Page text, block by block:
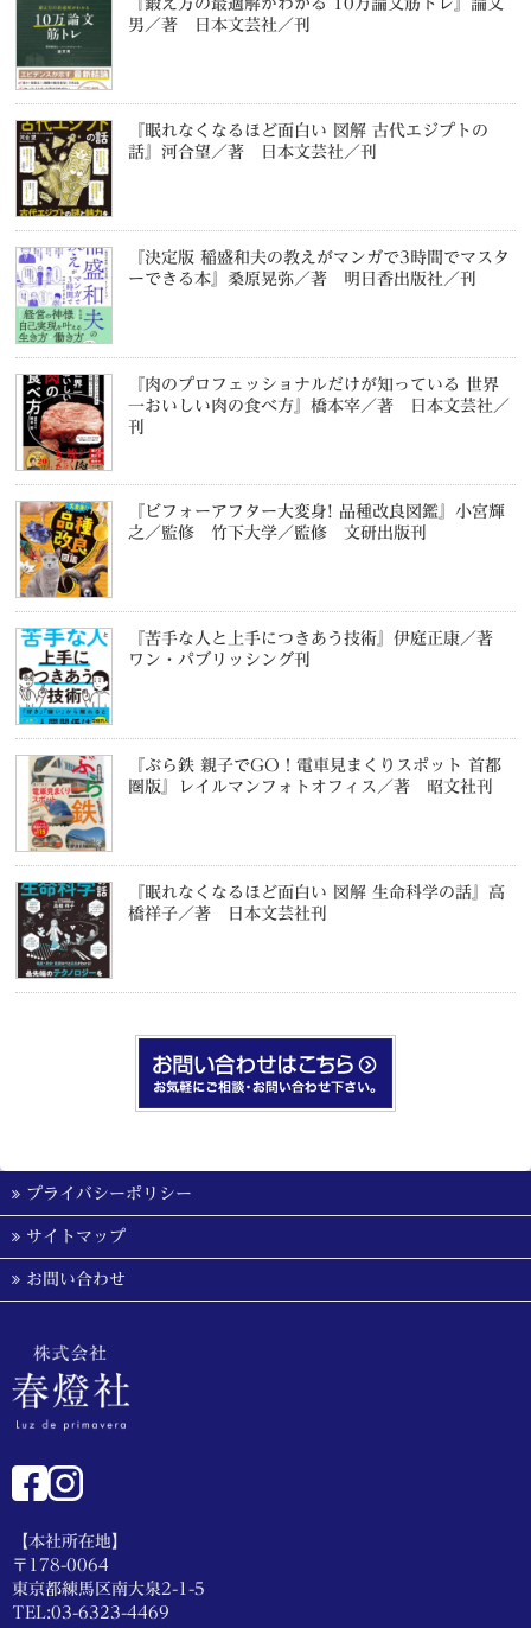
『鍛え方の最適解がわかる 10万論文筋トレ』論文
男／著 日本文芸社／刊
『眠れなくなるほど面白い 図解 古代エジプトの
話』河合望／著 日本文芸社／刊
『決定版 稲盛和夫の教えがマンガで3時間でマスタ
ーできる本』桑原晃弥／著 明日香出版社／刊
『肉のプロフェッショナルだけが知っている 世界
一おいしい肉の食べ方』橋本宰／著 日本文芸社／
刊
『ビフォーアフター大変身! 品種改良図鑑』小宮輝
之／監修 竹下大学／監修 文研出版刊
『苦手な人と上手につきあう技術』伊庭正康／著
ワン・パブリッシング刊
『ぶら鉄 親子でGO！電車見まくりスポット 首都
圏版』レイルマンフォトオフィス／著 昭文社刊
『眠れなくなるほど面白い 図解 生命科学の話』高
橋祥子／著 日本文芸社刊
プライバシーポリシー
サイトマップ
お問い合わせ
【本社所在地】
〒178-0064
東京都練馬区南大泉2-1-5
TEL:03-6323-4469